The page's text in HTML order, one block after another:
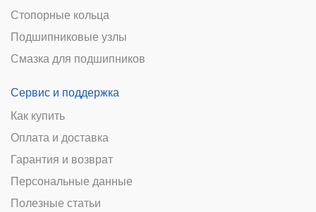
Стопорные кольца
Подшипниковые узлы
Смазка для подшипников
Сервис и поддержка
Как купить
Оплата и доставка
Гарантия и возврат
Персональные данные
Полезные статьи